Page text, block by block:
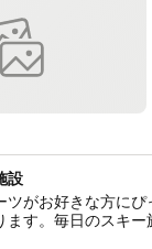
設
ツがお好きな方に
ます。毎日のスキ